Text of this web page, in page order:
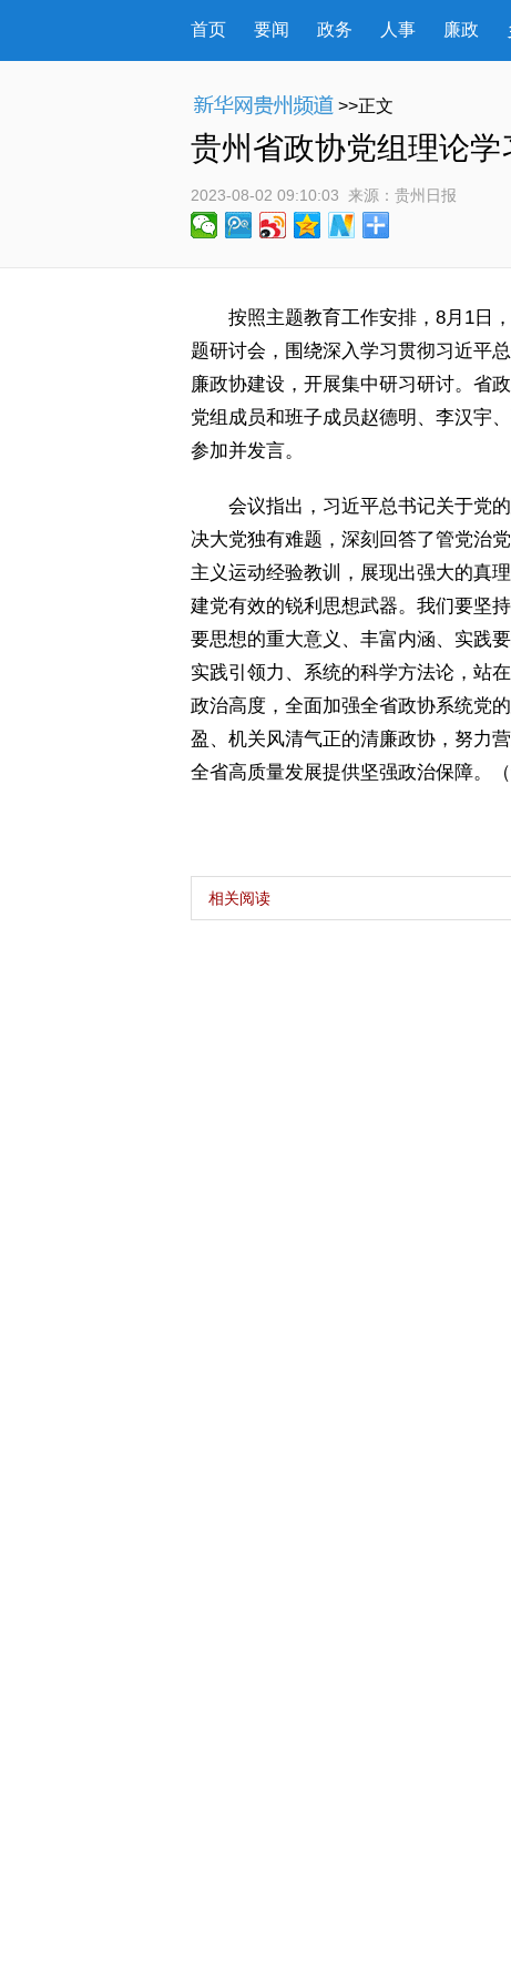
首页 要闻 政务 人事 廉政
>>正文
贵州省政协党组理论
2023-08-02 09:10:03 来源： 贵州日报
按照主题教育工作安排，8月1日，
题研讨会，围绕深入学习贯彻习近平
廉政协建设，开展集中研习研讨。省
党组成员和班子成员赵德明、李汉宇
参加并发言。
会议指出，习近平总书记关于党的
决大党独有难题，深刻回答了管党治
主义运动经验教训，展现出强大的真
建党有效的锐利思想武器。我们要坚
要思想的重大意义、丰富内涵、实践
实践引领力、系统的科学方法论，站
政治高度，全面加强全省政协系统党
盈、机关风清气正的清廉政协，努力
全省高质量发展提供坚强政治保障。（
相关阅读